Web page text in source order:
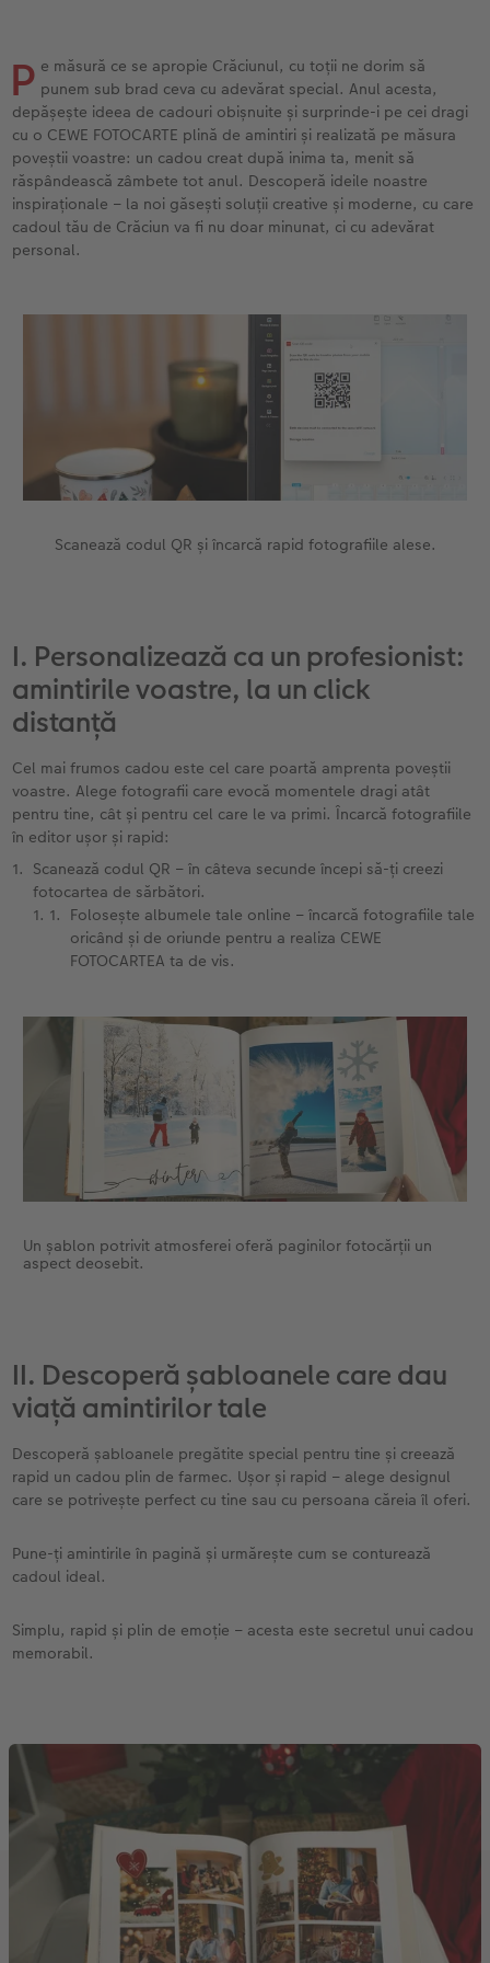
Cum funcționează
CEWE FOTOCARTE Kids
CEWE FOTOCARTE Art Collection
Accesorii
Dimensiunea imaginii
Poster Premium
Art Prints
Fotografii standard
Fotosticker
Instant Foto
Sticker instant
Accesorii
Galerie foto
Fotografie pe Forex
Panou de întâmpinare nuntă
Baghete pentru poster
Fotografie pe lemn
Decorațiuni de perete din mai multe părți
Colaje foto
Bandă foto
Fotografii retro XXL
Lumea animalelor de companie
Rechizite școlare și de birou
Cutii de cadou
Textile
Calendare foto
CEWE FOTOCARTE Kids
Idei cadouri unice
Idei de cadouri pentru cei dragi
Interviuri
Călătorie
P e măsură ce se apropie Crăciunul, cu toții ne dorim să
punem sub brad ceva cu adevărat special. Anul acesta,
depășește ideea de cadouri obișnuite și surprinde-i pe cei dragi
cu o CEWE FOTOCARTE plină de amintiri și realizată pe măsura
poveștii voastre: un cadou creat după inima ta, menit să
răspândească zâmbete tot anul. Descoperă ideile noastre
inspiraționale – la noi găsești soluții creative și moderne, cu care
cadoul tău de Crăciun va fi nu doar minunat, ci cu adevărat
personal.
Scanează codul QR și încarcă rapid fotografiile alese.
I. Personalizează ca un profesionist:
amintirile voastre, la un click
distanță
Cel mai frumos cadou este cel care poartă amprenta poveștii
voastre. Alege fotografii care evocă momentele dragi atât
pentru tine, cât și pentru cel care le va primi. Încarcă fotografiile
în editor ușor și rapid:
Scanează codul QR – în câteva secunde începi să-ți creezi
fotocartea de sărbători.
Folosește albumele tale online – încarcă fotografiile tale
oricând și de oriunde pentru a realiza CEWE
FOTOCARTEA ta de vis.
Un șablon potrivit atmosferei oferă paginilor fotocărții un
aspect deosebit.
II. Descoperă șabloanele care dau
viață amintirilor tale
Descoperă șabloanele pregătite special pentru tine și creează
rapid un cadou plin de farmec. Ușor și rapid – alege designul
care se potrivește perfect cu tine sau cu persoana căreia îl oferi.
Pune-ți amintirile în pagină și urmărește cum se conturează
cadoul ideal.
Simplu, rapid și plin de emoție – acesta este secretul unui cadou
memorabil.